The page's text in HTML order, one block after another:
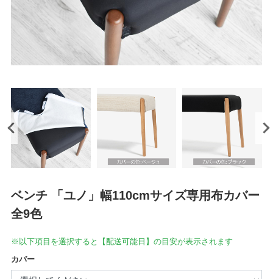
ベンチ 「ユノ」幅110cmサイズ専用布カバー
全9色
※以下項目を選択すると【配送可能日】の目安が表示されます
カバー